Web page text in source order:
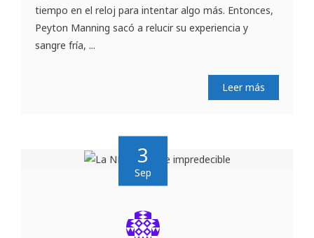
tiempo en el reloj para intentar algo más. Entonces,
Peyton Manning sacó a relucir su experiencia y
sangre fría, ...
Leer más
3
Sep